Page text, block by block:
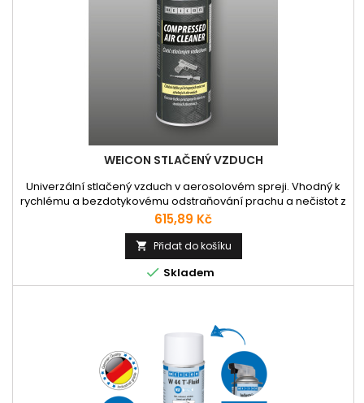
WEICON STLAČENÝ VZDUCH
Univerzální stlačený vzduch v aerosolovém spreji. Vhodný k
rychlému a bezdotykovému odstraňování prachu a nečistot z
těžko dostupných míst a citlivých povrchů. Sprej efektivně čistí
bez fyzického kontaktu s povrchem, takže je ideální všude
tam, kde by mechanické čištění mohlo způsobit poškození.
Používá se například při údržbě elektroniky, optiky,...
Cena
615,89 Kč
 Přidat do košíku
 Skladem